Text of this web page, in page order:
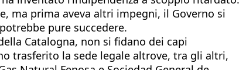
ma prima aveva altri impegni, il Governo si
pure succedere.
Catalogna, non si fidano dei capi
trasferito la sede legale altrove, tra gli altri,